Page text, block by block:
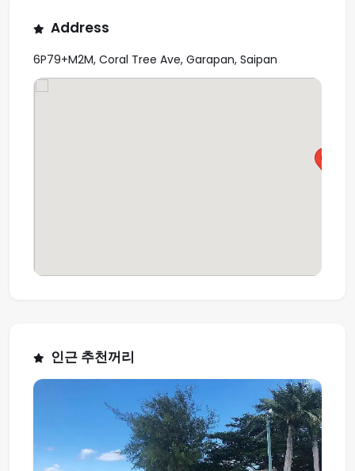
Address
6P79+M2M, Coral Tree Ave, Garapan, Saipan
인근 추천꺼리